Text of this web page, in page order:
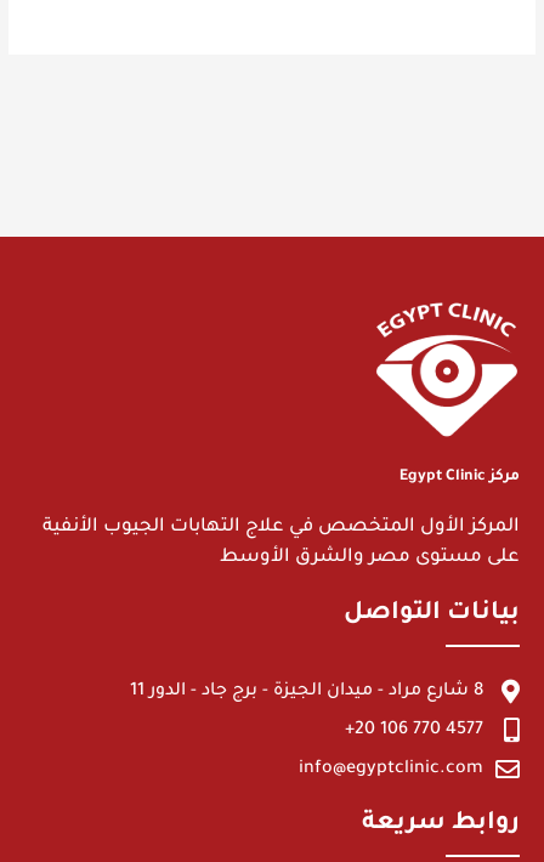
مركز Egypt Clinic
المركز الأول المتخصص في علاج التهابات الجيوب الأنفية
على مستوى مصر والشرق الأوسط
بيانات التواصل
8 شارع مراد - ميدان الجيزة - برج جاد - الدور 11
4577 770 106 20+
info@egyptclinic.com
روابط سريعة